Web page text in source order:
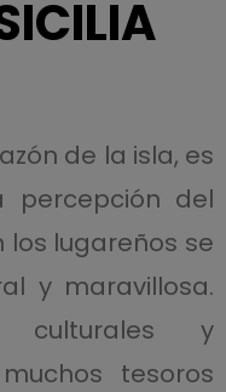
de la isla, es
percepción del
lugareños se
y maravillosa.
culturales y
tesoros